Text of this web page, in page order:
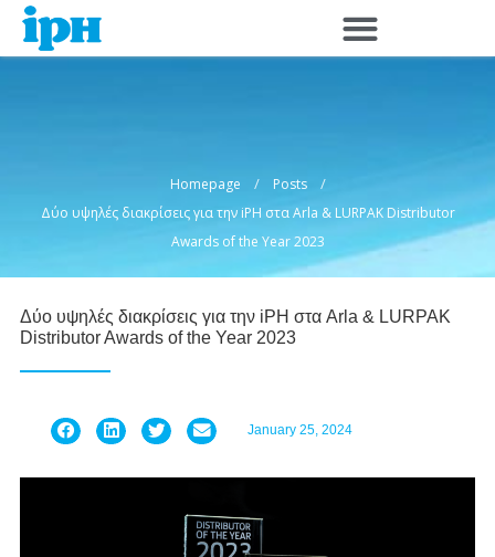
Skip
content
Homepage / Posts /
Δύο υψηλές διακρίσεις για την iPH στα Arla & LURPAK Distributor
Awards of the Year 2023
Δύο υψηλές διακρίσεις για την iPH στα Arla & LURPAK
Distributor Awards of the Year 2023
January 25, 2024